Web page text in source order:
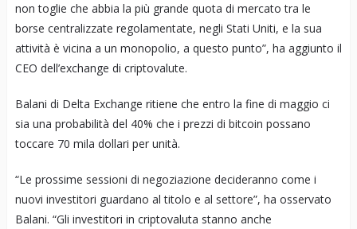
non toglie che abbia la più grande quota di mercato tra le
borse centralizzate regolamentate, negli Stati Uniti, e la sua
attività è vicina a un monopolio, a questo punto”, ha aggiunto il
CEO dell’exchange di criptovalute.
Balani di Delta Exchange ritiene che entro la fine di maggio ci
sia una probabilità del 40% che i prezzi di bitcoin possano
toccare 70 mila dollari per unità.
“Le prossime sessioni di negoziazione decideranno come i
nuovi investitori guardano al titolo e al settore”, ha osservato
Balani. “Gli investitori in criptovaluta stanno anche